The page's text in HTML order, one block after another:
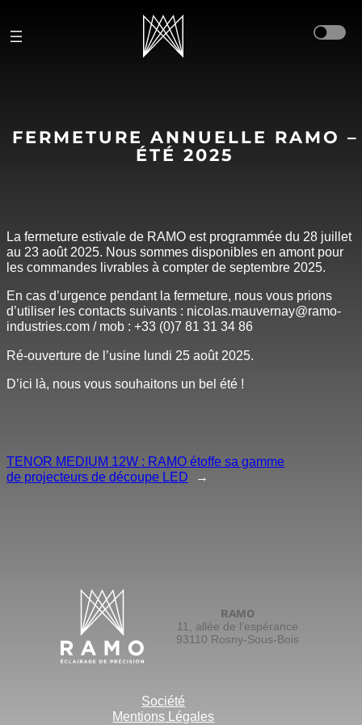
au
contenu
FERMETURE ANNUELLE RAMO –
ÉTÉ 2025
La fermeture estivale de RAMO est programmée du 28 juillet
au 23 août 2025. Nous sommes disponibles en amont pour
les commandes livrables à compter de septembre 2025.
En cas d’urgence pendant la fermeture, nous vous prions
d’utiliser les contacts suivants : nicolas.mauvernay@ramo-
industries.com / mob : +33 (0)7 81 31 34 86
Ré-ouverture de l’usine lundi 25 août 2025.
D’ici là, nous vous souhaitons un bel été !
TENOR MEDIUM 12W : RAMO étoffe sa gamme
de projecteurs de découpe LED
→
RAMO
11, allée de l’espérance
93110 Rosny-Sous-Bois
Société
Mentions Légales